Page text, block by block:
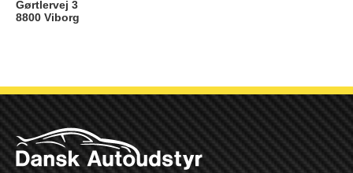
Gørtlervej 3
8800 Viborg